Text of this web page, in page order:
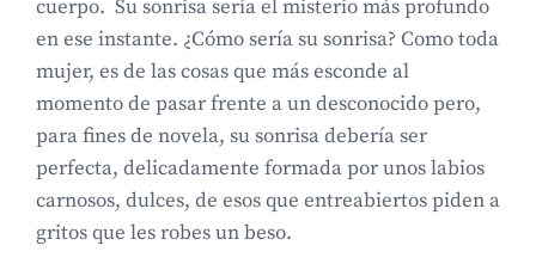
cuerpo. Su sonrisa sería el misterio más profundo
en ese instante. ¿Cómo sería su sonrisa? Como toda
mujer, es de las cosas que más esconde al
momento de pasar frente a un desconocido pero,
para fines de novela, su sonrisa debería ser
perfecta, delicadamente formada por unos labios
carnosos, dulces, de esos que entreabiertos piden a
gritos que les robes un beso.